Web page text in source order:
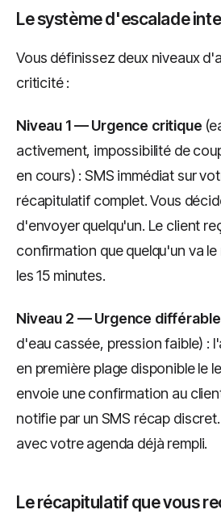
Le système d'escalade
Vous définissez deux niveaux
criticité :
Niveau 1 — Urgence critique
activement, impossibilité de
en cours) : SMS immédiat sur
récapitulatif complet. Vous
d'envoyer quelqu'un. Le client
confirmation que quelqu'un va
les 15 minutes.
Niveau 2 — Urgence différable
d'eau cassée, pression faible) :
en première plage disponible le
envoie une confirmation au
notifie par un SMS récap
avec votre agenda déjà rempli.
Le récapitulatif que vous